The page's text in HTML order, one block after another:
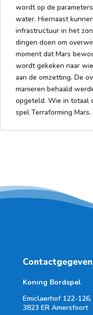
wordt op de
water. Hiernaast
infrastructuur in het
dingen doen om
moment dat Mars
wordt gekeken naar
aan de omzetting. De
manieren behaald
opgeteld. Wie in totaal
spel Terraforming Mars.
Koning Bordspel
Emiclaerhof 122-126,
3823 ER Amersfoort